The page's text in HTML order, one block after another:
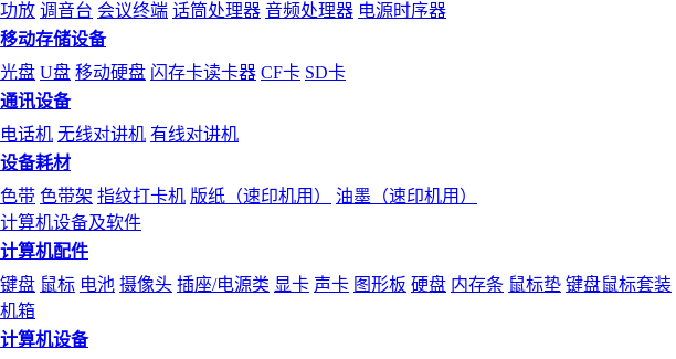
功放 调音台 会议终端 话筒处理器 音频处理器 电源时序器
移动存储设备
光盘 U盘 移动硬盘 闪存卡读卡器 CF卡 SD卡
通讯设备
电话机 无线对讲机 有线对讲机
设备耗材
色带 色带架 指纹打卡机 版纸（速印机用）
油墨（速印机用）
计算机设备及软件
计算机配件
键盘 鼠标 电池 摄像头 插座/电源类 显卡 声卡 图形板 硬盘 内存条 鼠标垫 键盘鼠标套装
机箱
计算机设备